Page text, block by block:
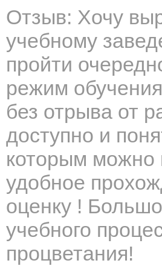
Отзыв: Хочу
учебному
пройти
режим
без отрыва от
доступно и
которым можно
удобное
оценку !
учебного
процветания!